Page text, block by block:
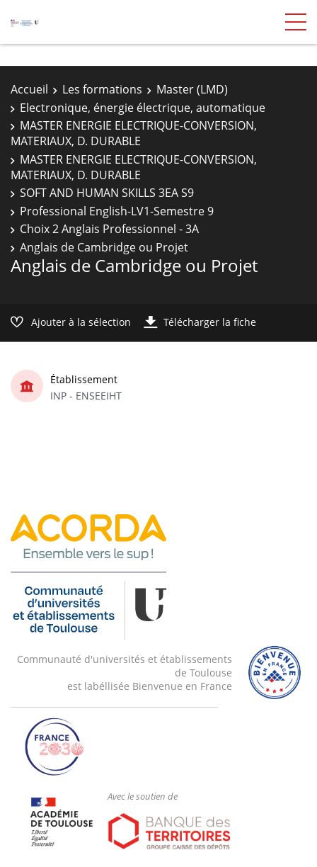
Accueil Les formations
Master (LMD)
Electronique, énergie électrique, automatique
MASTER ENERGIE ELECTRIQUE-CONVERSION,
MATERIAUX, D. DURABLE
MASTER ENERGIE ELECTRIQUE-CONVERSION,
MATERIAUX, D. DURABLE
SOFT AND HUMAN SKILLS 3EA S9
Professional English-LV1-Semestre 9
Choix 2 Anglais Professionnel - 3A
Anglais de Cambridge ou Projet
Anglais de Cambridge ou Projet
Ajouter à la sélection Télécharger la fiche
Établissement
INP - ENSEEIHT
Communauté d'universités et établissements
de Toulouse
est labéllisée Bienvenue en France
Avec le soutien de